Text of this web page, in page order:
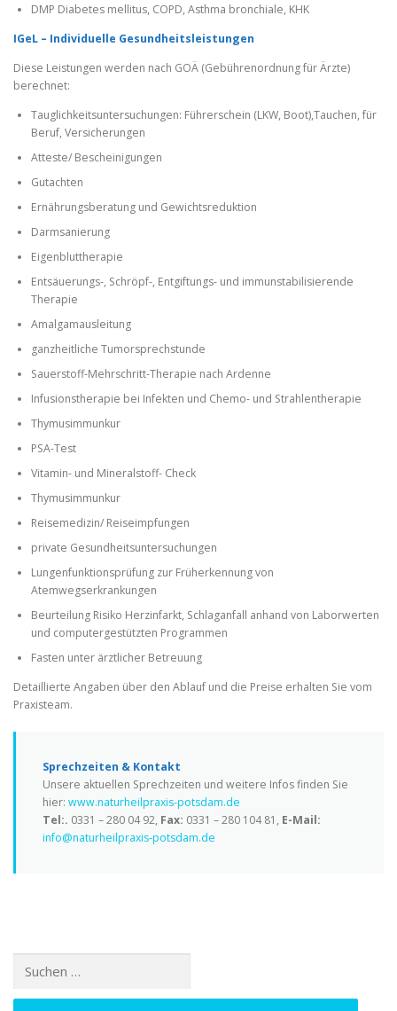
DMP Diabetes mellitus, COPD, Asthma bronchiale, KHK
IGeL – Individuelle Gesundheitsleistungen
Diese Leistungen werden nach GOÄ (Gebührenordnung für Ärzte)
berechnet:
Tauglichkeitsuntersuchungen: Führerschein (LKW, Boot),Tauchen, für
Beruf, Versicherungen
Atteste/ Bescheinigungen
Gutachten
Ernährungsberatung und Gewichtsreduktion
Darmsanierung
Eigenbluttherapie
Entsäuerungs-, Schröpf-, Entgiftungs- und immunstabilisierende
Therapie
Amalgamausleitung
ganzheitliche Tumorsprechstunde
Sauerstoff-Mehrschritt-Therapie nach Ardenne
Infusionstherapie bei Infekten und Chemo- und Strahlentherapie
Thymusimmunkur
PSA-Test
Vitamin- und Mineralstoff- Check
Thymusimmunkur
Reisemedizin/ Reiseimpfungen
private Gesundheitsuntersuchungen
Lungenfunktionsprüfung zur Früherkennung von
Atemwegserkrankungen
Beurteilung Risiko Herzinfarkt, Schlaganfall anhand von Laborwerten
und computergestützten Programmen
Fasten unter ärztlicher Betreuung
Detaillierte Angaben über den Ablauf und die Preise erhalten Sie vom
Praxisteam.
Sprechzeiten & Kontakt
Unsere aktuellen Sprechzeiten und weitere Infos finden Sie
hier: www.naturheilpraxis-potsdam.de
Tel:. 0331 – 280 04 92, Fax: 0331 – 280 104 81, E-Mail:
info@naturheilpraxis-potsdam.de
nach: